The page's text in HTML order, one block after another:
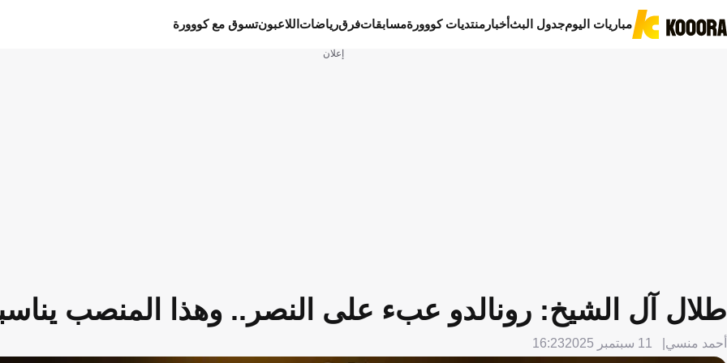
مباريات اليومجدول البثأخبار منتديات كووورةمسابقاتفرقرياضات اللاعبونتسوق مع كووورة
إعلان
طلال آل الشيخ: رونالدو عبء على النصر.. وهذا المنصب
أحمد منسي 11 سبتمبر 2025 16:23